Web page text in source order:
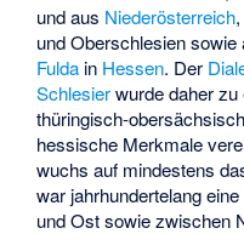
und aus Niederösterreich
und Oberschlesien
Fulda in Hessen. Der
Schlesierwurde daher
thüringisch-
hessische Merkmale
wuchs auf mindestens
war jahrhundertelang
und Ost sowie zwischen